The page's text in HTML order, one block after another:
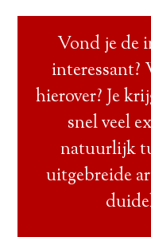
Vond je de
interessant?
hierover? Je
snel veel
natuurlijk
uitgebreide